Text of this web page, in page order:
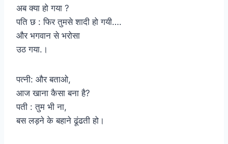
अब क्या हो गया ?
पति छ : फिर तुमसे शादी हो गयी….
और भगवान से भरोसा
उठ गया.।
पत्नी: और बताओ,
आज खाना कैसा बना है?
पती : तुम भी ना,
बस लड़ने के बहाने ढूंढती हो।